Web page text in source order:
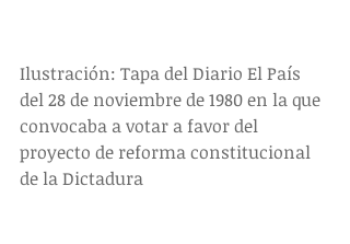
Ilustración: Tapa del Diario El País
del 28 de noviembre de 1980 en la que
convocaba a votar a favor del
proyecto de reforma constitucional
de la Dictadura